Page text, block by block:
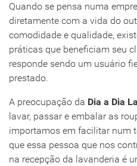
Quando se pensa numa
diretamente com a vida do
comodidade e qualidade,
práticas que beneficiam seu
responde sendo um usuário
prestado.
A preocupação da Dia a Dia
lavar, passar e embalar as
importamos em facilitar num
que essa pessoa que nos
na recepção da lavanderia é